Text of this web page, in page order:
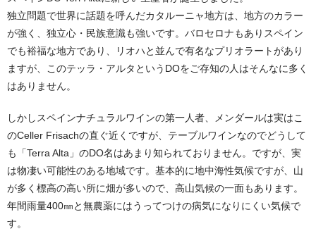
独立問題で世界に話題を呼んだカタルーニャ地方は、地方のカラー
が強く、独立心・民族意識も強いです。バロセロナもありスペイン
でも裕福な地方であり、リオハと並んで有名なプリオラートがあり
ますが、このテッラ・アルタというDOをご存知の人はそんなに多く
はありません。
しかしスペインナチュラルワインの第一人者、メンダールは実はこ
のCeller Frisachの直ぐ近くですが、テーブルワインなのでどうして
も「Terra Alta」のDO名はあまり知られておりません。ですが、実
は物凄い可能性のある地域です。基本的に地中海性気候ですが、山
が多く標高の高い所に畑が多いので、高山気候の一面もあります。
年間雨量400㎜と無農薬にはうってつけの病気になりにくい気候で
す。